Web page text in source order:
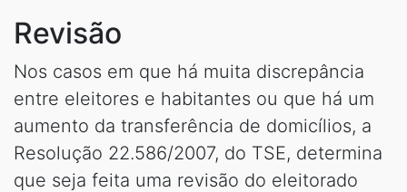
Revisão
Nos casos em que há muita discrepância
entre eleitores e habitantes ou que há um
aumento da transferência de domicílios, a
Resolução 22.586/2007, do TSE, determina
que seja feita uma revisão do eleitorado